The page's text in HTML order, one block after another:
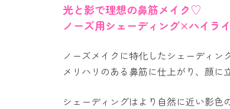
光と影で理想の鼻筋メイク♡
ノーズ用シェーディング×ハイラ
ノーズメイクに特化したシェーディン
メリハリのある鼻筋に仕上がり、顔に
シェーディングはより自然に近い影色